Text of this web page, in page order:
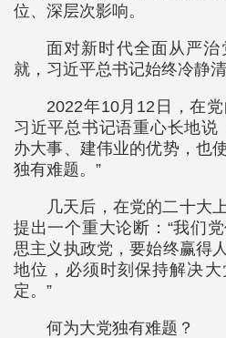
位、深层次影响。
面对新时代全面从严
就，习近平总书记始终冷静清
2022年10月12日，在
习近平总书记语重心长地说
办大事、建伟业的优势，也
独有难题。”
几天后，在党的二十大
提出一个重大论断：“我们
思主义执政党，要始终赢得
地位，必须时刻保持解决
定。”
何为大党独有难题？